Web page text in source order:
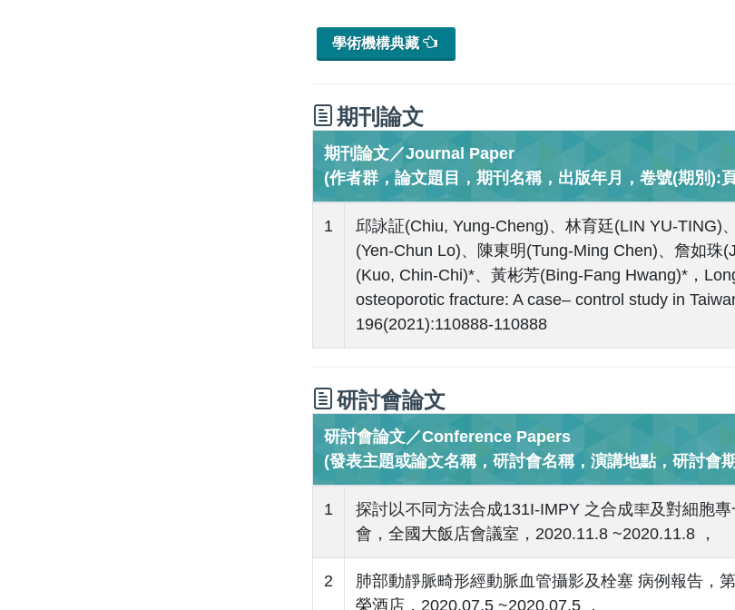
學術機構典藏
期刊論文
期刊論文／Journal Paper
(作者群，論文題目，期刊名稱，出版年月，卷號(期別):
1
邱詠証(Chiu, Yung-Cheng)、林育廷(LIN YU-TING)
(Yen-Chun Lo)、陳東明(Tung-Ming Chen)、詹如
(Kuo, Chin-Chi)*、黃彬芳(Bing-Fang Hwang)*，
osteoporotic fracture: A case– control study in
196(2021):110888-110888
研討會論文
研討會論文／Conference Papers
(發表主題或論文名稱，研討會名稱，演講地點，研討會
1
探討以不同方法合成131I-IMPY 之合成率及對細胞
會，全國大飯店會議室，2020.11.8 ~2020.11.8 ，
2
肺部動靜脈畸形經動脈血管攝影及栓塞 病例報告，
榮酒店，2020.07.5 ~2020.07.5 ，